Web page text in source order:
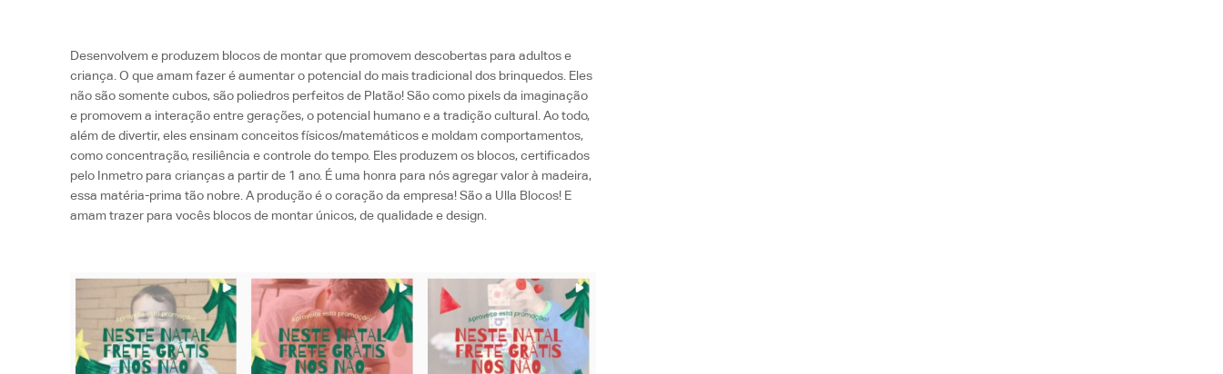
Desenvolvem e produzem blocos de montar que promovem descobertas para adultos e
criança. O que amam fazer é aumentar o potencial do mais tradicional dos brinquedos. Eles
não são somente cubos, são poliedros perfeitos de Platão! São como pixels da imaginação
e promovem a interação entre gerações, o potencial humano e a tradição cultural. Ao todo,
além de divertir, eles ensinam conceitos físicos/matemáticos e moldam comportamentos,
como concentração, resiliência e controle do tempo. Eles produzem os blocos, certificados
pelo Inmetro para crianças a partir de 1 ano. É uma honra para nós agregar valor à madeira,
essa matéria-prima tão nobre. A produção é o coração da empresa! São a Ulla Blocos! E
amam trazer para vocês blocos de montar únicos, de qualidade e design.